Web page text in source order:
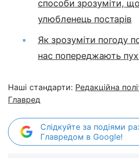
способи зрозуміти,
улюбленець постарів
Як зрозуміти погоду
нас попереджають
Наші стандарти: Редакційна
Главред
Слідкуйте за подіями
Главредом в Google!